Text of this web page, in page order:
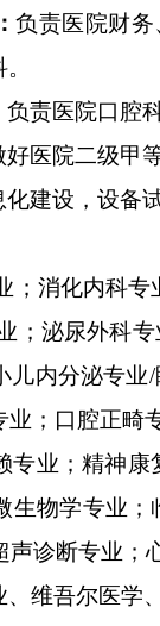
负责医院财
负责医院口腔
好医院二级甲
化建设，设备
；消化内科
；泌尿外科专
儿内分泌专业/
；口腔正
专业；精神
生物学专业
声诊断专业；
维吾尔医学